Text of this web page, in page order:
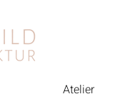
Atelier